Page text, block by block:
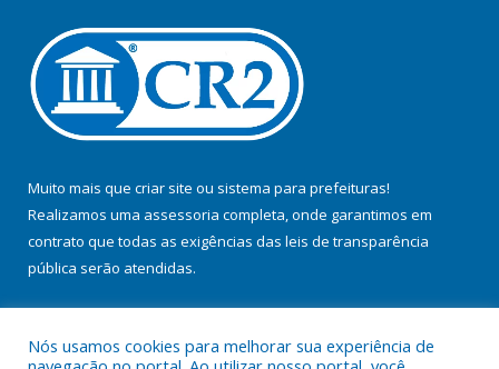
Muito mais que criar site ou sistema para prefeituras!
Realizamos uma assessoria completa, onde garantimos em
contrato que todas as exigências das leis de transparência
pública serão atendidas.
Nós usamos cookies para melhorar sua experiência de